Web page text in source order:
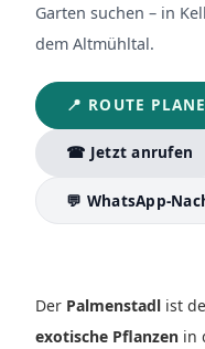
Garten suchen – in
dem Altmühltal.
📍 ROUTE
☎ Jetzt anrufen
💬 WhatsApp-
Der Palmenstadl ist
exotische Pflanzen in